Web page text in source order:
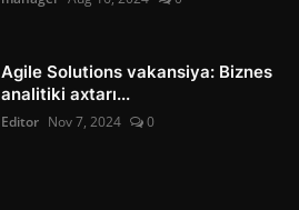
Agile Solutions vakansiya: Biznes
analitiki axtarı...
Editor Nov 7, 2024 0